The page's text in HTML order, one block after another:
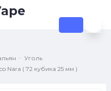
Уголь
Nara ( 72 кубика 25 мм )